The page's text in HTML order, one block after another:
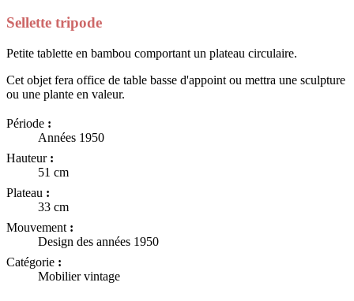
Sellette tripode
Petite tablette en bambou comportant un plateau circulaire.
Cet objet fera office de table basse d'appoint ou mettra une sculpture
ou une plante en valeur.
Période :
Années 1950
Hauteur :
51 cm
Plateau :
33 cm
Mouvement :
Design des années 1950
Catégorie :
Mobilier vintage